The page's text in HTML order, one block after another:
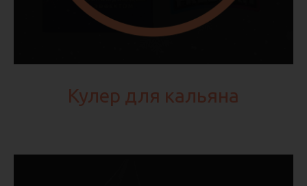
Кулер для кальяна